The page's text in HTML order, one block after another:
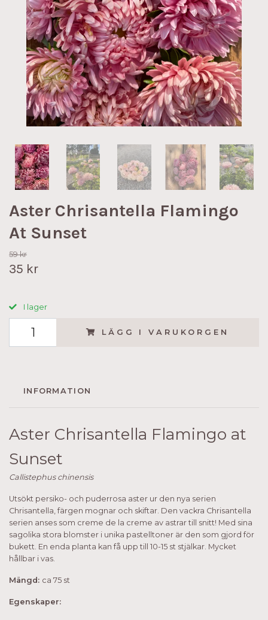
Aster Chrisantella Flamingo
At Sunset
59 kr
35 kr
I lager
LÄGG I VARUKORGEN
INFORMATION
Aster Chrisantella Flamingo at
Sunset
Callistephus chinensis
Utsökt persiko- och puderrosa aster ur den nya serien
Chrisantella, färgen mognar och skiftar. Den vackra Chrisantella
serien anses som creme de la creme av astrar till snitt! Med sina
sagolika stora blomster i unika pastelltoner är den som gjord för
bukett. En enda planta kan få upp till 10-15 st stjälkar. Mycket
hållbar i vas.
Mängd: ca 75 st
Egenskaper: